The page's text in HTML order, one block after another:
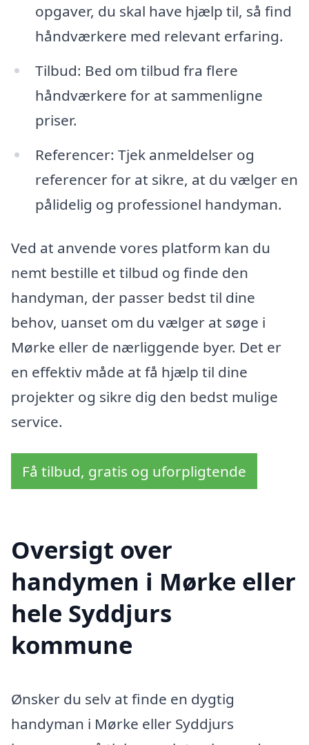
opgaver, du skal have hjælp til, så find
håndværkere med relevant erfaring.
Tilbud: Bed om tilbud fra flere
håndværkere for at sammenligne
priser.
Referencer: Tjek anmeldelser og
referencer for at sikre, at du vælger en
pålidelig og professionel handyman.
Ved at anvende vores platform kan du
nemt bestille et tilbud og finde den
handyman, der passer bedst til dine
behov, uanset om du vælger at søge i
Mørke eller de nærliggende byer. Det er
en effektiv måde at få hjælp til dine
projekter og sikre dig den bedst mulige
service.
Få tilbud, gratis og uforpligtende
Oversigt over
handymen i Mørke eller
hele Syddjurs
kommune
Ønsker du selv at finde en dygtig
handyman i Mørke eller Syddjurs